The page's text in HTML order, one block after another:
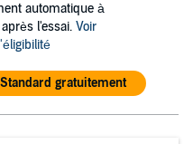
automatique à
l'essai. Voir
Standard gratuitement